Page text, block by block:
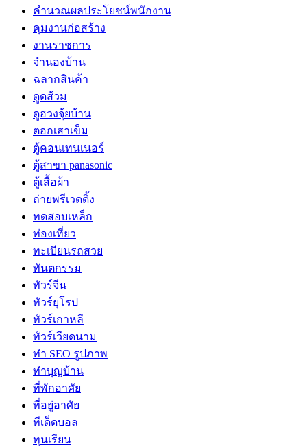
คำนวณผลประโยชน์พนักงาน
คุมงานก่อสร้าง
งานราชการ
จำนองบ้าน
ฉลากสินค้า
ดูดส้วม
ดูฮวงจุ้ยบ้าน
ตอกเสาเข็ม
ตู้คอนเทนเนอร์
ตู้สาขา panasonic
ตู้เสื้อผ้า
ถ่ายพรีเวดดิ้ง
ทดสอบเหล็ก
ท่องเที่ยว
ทะเบียนรถสวย
ทันตกรรม
ทัวร์จีน
ทัวร์ยุโรป
ทัวร์เกาหลี
ทัวร์เวียดนาม
ทำ SEO รูปภาพ
ทำบุญบ้าน
ที่พักอาศัย
ที่อยู่อาศัย
ทีเด็ดบอล
ทุนเรียน